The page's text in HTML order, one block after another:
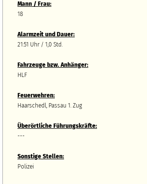
Mann / Frau:
18
Alarmzeit und Dauer:
21:51 Uhr / 1,0 Std.
Fahrzeuge bzw.Anhänger:
HLF
Feuerwehren:
Haarschedl, Passau 1. Zug
Überörtliche Führungskräfte:
---
Sonstige Stellen:
Polizei